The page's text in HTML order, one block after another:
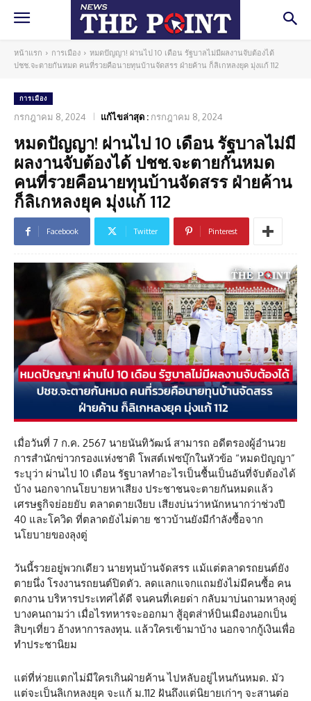
หน้าแรก การเมือง
หมดปัญญา! ผ่านไป 10 เดือน รัฐบาลไม่มีผลงานจับต้องได้
ปชช.จะตายกันหมด คนที่รวยคือนายทุนบ้านจัดสรร ฝ่ายค้าน ก็ลิเกหลงยุค มุ่งแก้ 112
การเมือง
กรกฎาคม 8, 2024 แก้ไขล่าสุด : กรกฎาคม 8, 2024
หมดปัญญา! ผ่านไป 10 เดือน รัฐบาลไม่มี
ผลงานจับต้องได้ ปชช.จะตายกันหมด
คนที่รวยคือนายทุนบ้านจัดสรร ฝ่ายค้าน
ก็ลิเกหลงยุค มุ่งแก้ 112
Facebook Twitter Pinterest
เมื่อวันที่ 7 ก.ค. 2567 นายนันทิวัฒน์ สามารถ อดีตรองผู้อำนวย
การสำนักข่าวกรองแห่งชาติ โพสต์เฟซบุ๊กในหัวข้อ “หมดปัญญา”
ระบุว่า ผ่านไป 10 เดือน รัฐบาลทำอะไรเป็นชื้นเป็นอันที่จับต้องได้
บ้าง นอกจากนโยบายหาเสียง ประชาชนจะตายกันหมดแล้ว
เศรษฐกิจย่อยยับ ตลาดตายเงียบ เสียงบ่นว่าหนักหนากว่าช่วงปี
40 และโควิด ที่ตลาดยังไม่ตาย ชาวบ้านยังมีกำลังซื้อจาก
นโยบายของลุงตู่
วันนี้รวยอยู่พวกเดียว นายทุนบ้านจัดสรร แม้แต่ตลาดรถยนต์ยัง
ตายนึ่ง โรงงานรถยนต์ปิดตัว. ลดแลกแจกแถมยังไม่มีคนซื้อ คน
ตกงาน บริหารประเทศได้ดี จนคนที่เคยด่า กลับมาบ่นถามหาลุงตู่
บางคนถามว่า เมื่อไรทหารจะออกมา สู้อุตส่าห์บินเมืองนอกเป็น
สิบๆเที่ยว อ้างหาการลงทุน. แล้วใครเข้ามาบ้าง นอกจากกู้เงินเพื่อ
ทำประชานิยม
แต่ที่ห่วยแตกไม่มีใครเกินฝ่ายค้าน ไปหลับอยู่ไหนกันหมด. มัว
แต่จะเป็นลิเกหลงยุค จะแก้ ม.112 ฝันถึงแต่นิยายเก่าๆ จะสานต่อ